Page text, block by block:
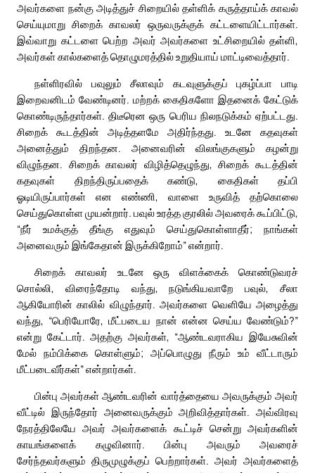
அவர்களை நன்கு அடித்துச் சிறையில் தள்ளிக் கருத்தாய்க் காவல்
செய்யுமாறு சிறைக் காவலர் ஒருவருக்குக் கட்டளையிட்டார்கள்.
இவ்வாறு கட்டளை பெற்ற அவர் அவர்களை உட்சிறையில் தள்ளி,
அவர்கள் கால்களைத் தொழுமரத்தில் உறுதியாய் மாட்டிவைத்தார்.
நள்ளிரவில் பவுலும் சீலாவும் கடவுளுக்குப் புகழ்ப்பா பாடி
இறைவனிடம் வேண்டினர். மற்றக் கைதிகளோ இதனைக் கேட்டுக்
கொண்டிருந்தார்கள். திடீரென ஒரு பெரிய நிலநடுக்கம் ஏற்பட்டது.
சிறைக் கூடத்தின் அடித்தளமே அதிர்ந்தது. உடனே கதவுகள்
அனைத்தும் திறந்தன. அனைவரின் விலங்குகளும் கழன்று
விழுந்தன. சிறைக் காவலர் விழித்தெழுந்து, சிறைக் கூடத்தின்
கதவுகள் திறந்திருப்பதைக் கண்டு, கைதிகள் தப்பி
ஓடியிருப்பார்கள் என எண்ணி, வாளை உருவித் தற்கொலை
செய்துகொள்ள முயன்றார். பவுல் உரத்த குரலில் அவரைக் கூப்பிட்டு,
“நீர் உமக்குத் தீங்கு எதுவும் செய்துகொள்ளாதீர்; நாங்கள்
அனைவரும் இங்கேதான் இருக்கிறோம்” என்றார்.
சிறைக் காவலர் உடனே ஒரு விளக்கைக் கொண்டுவரச்
சொல்லி, விரைந்தோடி வந்து, நடுங்கியவாறே பவுல், சீலா
ஆகியோரின் காலில் விழுந்தார். அவர்களை வெளியே அழைத்து
வந்து, “பெரியோரே, மீட்படைய நான் என்ன செய்ய வேண்டும்?”
என்று கேட்டார். அதற்கு அவர்கள், “ஆண்டவராகிய இயேசுவின்
மேல் நம்பிக்கை கொள்ளும்; அப்பொழுது நீரும் உம் வீட்டாரும்
மீட்படைவீர்கள்” என்றார்கள்.
பின்பு அவர்கள் ஆண்டவரின் வார்த்தையை அவருக்கும் அவர்
வீட்டில் இருந்தோர் அனைவருக்கும் அறிவித்தார்கள். அவ்விரவு
நேரத்திலேயே அவர் அவர்களைக் கூட்டிச் சென்று அவர்களின்
காயங்களைக் கழுவினார். பின்பு அவரும் அவரைச்
சேர்ந்தவர்களும் திருமுழுக்குப் பெற்றார்கள். அவர் அவர்களைத்